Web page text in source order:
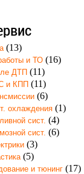
(13)
и ТО (16)
ДТП (11)
и КПП (11)
(6)
охлаждения (1)
сист. (4)
сист. (6)
(3)
(5)
и тюнинг (17)